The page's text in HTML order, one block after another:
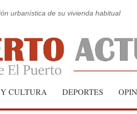
urbanística de su vivienda habitual
CULTURA DEPORTES